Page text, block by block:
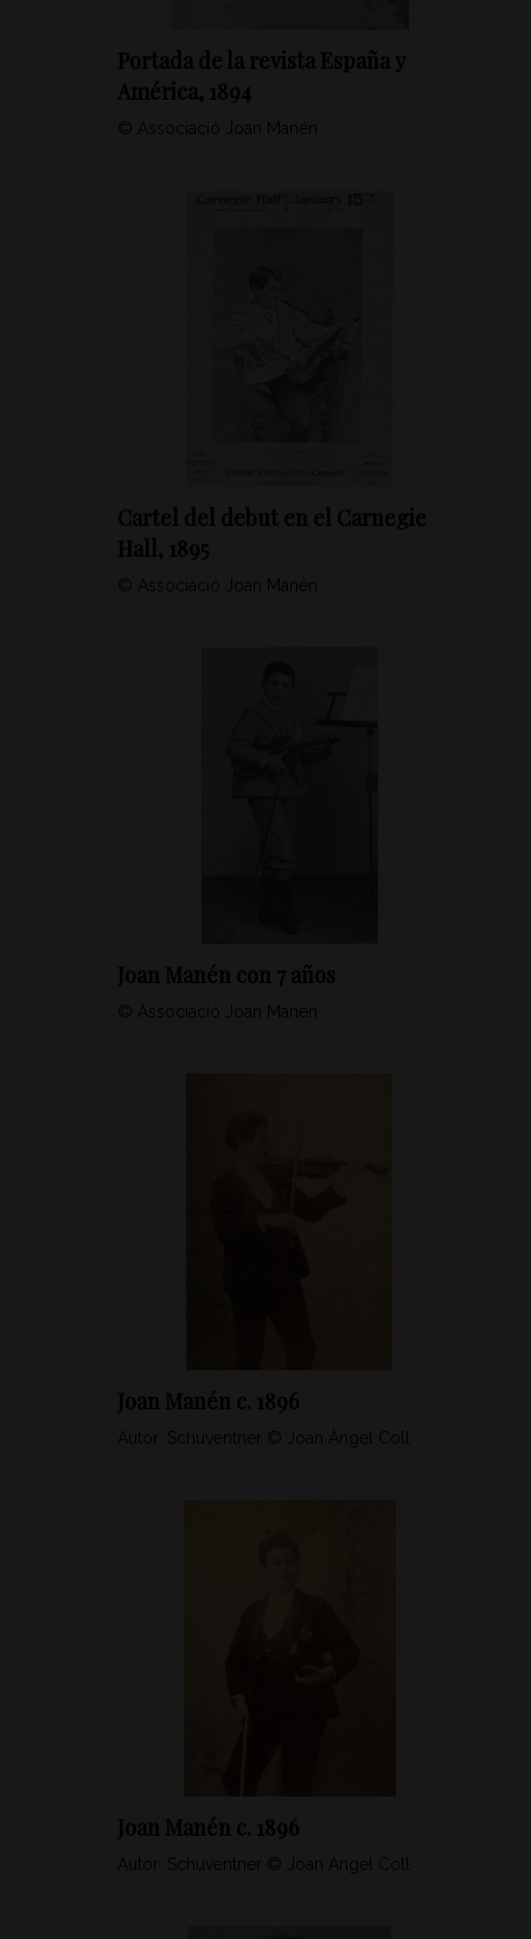
Portada de la revista España y
América, 1894
© Associació Joan Manén
Cartel del debut en el Carnegie
Hall, 1895
© Associació Joan Manén
Joan Manén con 7 años
© Associació Joan Manén
Joan Manén c. 1896
Autor: Schuventner © Joan Àngel Coll
Joan Manén c. 1896
Autor: Schuventner © Joan Àngel Coll